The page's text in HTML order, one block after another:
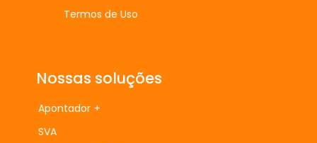
Termos de Uso
Nossas soluções
Apontador +
SVA